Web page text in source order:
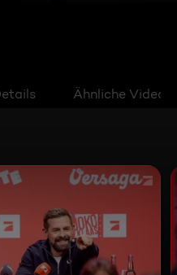
Ähnliche Videos